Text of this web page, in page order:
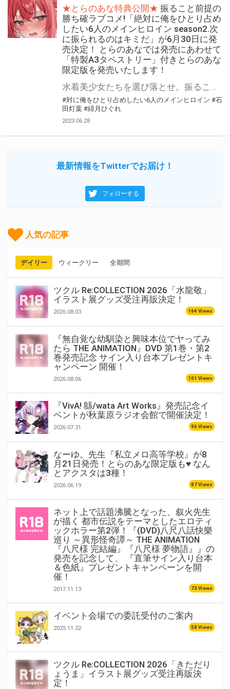
★とらのあな特典公開★ 振ること前提の
勝ち確ラブコメ!「絶対に俺をひとり占め
したい6人のメインヒロイン season2.次
に振られるのはキミだ」が6月30日に発
売決定！ とらのあなでは発売にあわせて
「特製A3タペストリー」付きとらのあな
限定版を発売いたします！
#対に俺をひとり占めしたい6人のメインヒロイン #石
田灯葉 #緋月ひぐれ
2023.06.28
最新情報をTwitterでお届け！
フォローする
人気の記事
デイリー ウィークリー 全期間
ツクル Re:COLLECTION 2026「水龍敬」
イラスト展グッズ受注再販決定！
2026.08.03 164 Views
『無自覚な幼馴染と興味本位でヤってみ
たら THE ANIMATION』DVD 第1巻・第2
巻発売記念 サイン入り台本プレゼントキ
ャンペーン 開催！
2026.08.06 101 Views
『VivA! 緜/wata Art Works』発売記念イ
ベントが秋葉原ラジオ会館で開催決定！
2026.07.31 96 Views
なーゆ。先生『私立メロ高等学校』が8
月21日発売！とらのあな限定版も♥ なん
とアクスタは3種！
2026.06.19 87 Views
ネット上で話題沸騰となった、叙火先生
が描く 都市伝説をテーマとしたエロティ
ックホラー第2弾！『(DVD)八尺八話快樂
巡り ～異形怪奇譚～ THE ANIMATION
『八尺様 完結編』『八尺様 夢物語』』の
発売を記念して、 『直筆サイン入り台本
＆色紙』プレゼントキャンペーンを開
催！
2017.11.13 73 Views
イベント会場での委託受付のご案内
2025.11.22 58 Views
ツクル Re:COLLECTION 2026「きただり
ょうま」イラスト展グッズ受注再販決
定！